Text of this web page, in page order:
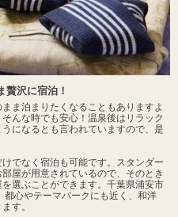
贅沢に宿泊！
ま泊まりたくなることもありますよ
んな時でも安心！温泉後はリラック
になるとも言われていますので、是
でなく宿泊も可能です。スタンダー
屋が用意されているので、そのとき
選ぶことができます。千葉県浦安市
都心やテーマパークにも近く、和洋
す。